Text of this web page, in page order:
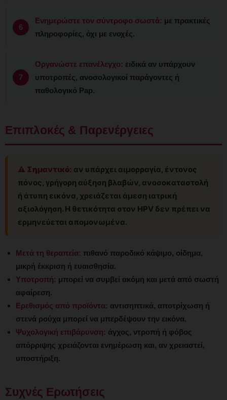
Ενημερώστε τον σύντροφο σωστά: με πρακτικές
πληροφορίες, όχι με ενοχές.
Οργανώστε επανέλεγχο: ειδικά αν υπάρχουν
υποτροπές, ανοσολογικοί παράγοντες ή
παθολογικό Pap.
Επιπλοκές & Παρενέργειες
⚠️ Σημαντικό: αν υπάρχει αιμορραγία, έντονος
πόνος, γρήγορη αύξηση βλαβών, ανοσοκαταστολή
ή άτυπη εικόνα, χρειάζεται άμεση ιατρική
αξιολόγηση. Η θετικότητα στον HPV δεν πρέπει να
ερμηνεύεται απομονωμένα.
Μετά τη θεραπεία: πιθανό παροδικό κάψιμο, οίδημα,
μικρή έκκριση ή ευαισθησία.
Υποτροπή: μπορεί να συμβεί ακόμη και μετά από σωστή
αφαίρεση.
Ερεθισμός από προϊόντα: αντισηπτικά, αποτρίχωση ή
στενά ρούχα μπορεί να μπερδέψουν την εικόνα.
Ψυχολογική επιβάρυνση: άγχος, ντροπή ή φόβος
απόρριψης χρειάζονται ενημέρωση και, αν χρειαστεί,
υποστήριξη.
Συχνές Ερωτήσεις